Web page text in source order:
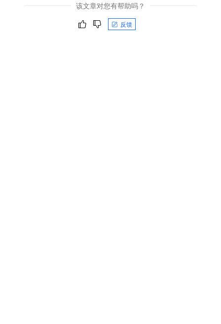
该文章对您有帮助吗？
反馈